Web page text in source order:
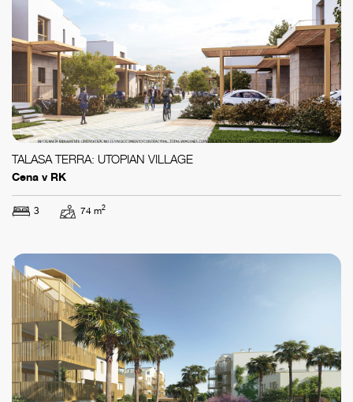
TALASA TERRA: UTOPIAN VILLAGE
Cena v RK
3 74 m2